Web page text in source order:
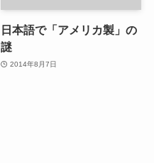
日本語で「アメリカ製」の
謎
2014年8月7日